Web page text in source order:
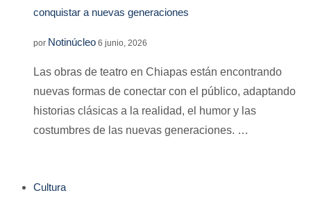
conquistar a nuevas generaciones
por Notinúcleo 6 junio, 2026
Las obras de teatro en Chiapas están encontrando
nuevas formas de conectar con el público, adaptando
historias clásicas a la realidad, el humor y las
costumbres de las nuevas generaciones. …
Cultura